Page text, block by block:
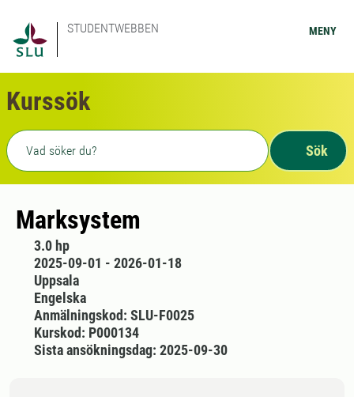
STUDENTWEBBEN MENY
Kurssök
Fritext sökning
Sök
Marksystem
3.0 hp
2025-09-01 - 2026-01-18
Uppsala
Engelska
Anmälningskod: SLU-F0025
Kurskod: P000134
Sista ansökningsdag: 2025-09-30